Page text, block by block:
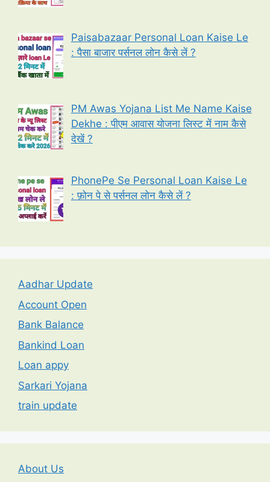
Paisabazaar Personal Loan Kaise Le
: पैसा बाजार पर्सनल लोन कैसे लें ?
PM Awas Yojana List Me Name Kaise
Dekhe : पीएम आवास योजना लिस्ट में नाम कैसे
देखें ?
PhonePe Se Personal Loan Kaise Le
: फ़ोन पे से पर्सनल लोन कैसे लें ?
Aadhar Update
Account Open
Bank Balance
Bankind Loan
Loan appy
Sarkari Yojana
train update
About Us